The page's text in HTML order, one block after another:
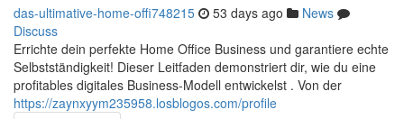
das-ultimative-home-offi748215 53 days ago
News
Discuss
Errichte dein perfekte Home Office Business und garantiere echte
Selbstständigkeit! Dieser Leitfaden demonstriert dir, wie du eine
profitables digitales Business-Modell entwickelst . Von der
https://zaynxyym235958.losblogos.com/profile